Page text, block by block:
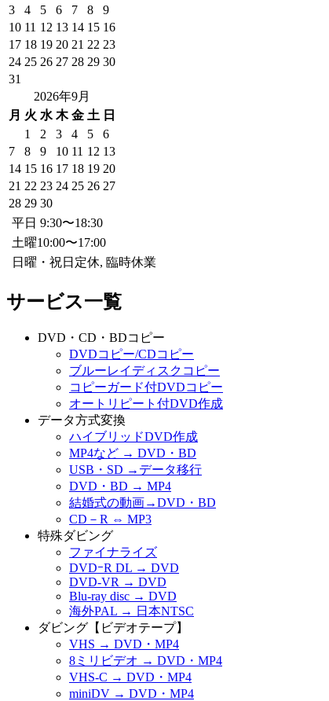
3
4 5 6 7 8
9
10 11 12 13 14 15 16
17 18 19 20 21 22 23
24 25 26 27 28 29 30
31
2026年9月
月 火 水 木 金 土 日
1
2 3 4 5
6
7
8 9 10 11 12 13
14 15 16 17 18 19 20
21 22 23 24 25 26 27
28 29 30
平日 9:30〜18:30
土曜10:00〜17:00
日曜・祝日定休, 臨時休業
サービス一覧
DVD・CD・BDコピー
DVDコピー/CDコピー
ブルーレイディスクコピー
コピーガード付DVDコピー
オートリピート付DVD作成
データ方式変換
ハイブリッドDVD作成
MP4など → DVD・BD
USB・SD →データ移行
DVD・BD → MP4
結婚式の動画→DVD・BD
CD－R ⇔ MP3
特殊ダビング
ファイナライズ
DVDｰR DL → DVD
DVD-VR → DVD
Blu-ray disc → DVD
海外PAL → 日本NTSC
ダビング【ビデオテープ】
VHS → DVD・MP4
8ミリビデオ → DVD・MP4
VHS-C → DVD・MP4
miniDV → DVD・MP4